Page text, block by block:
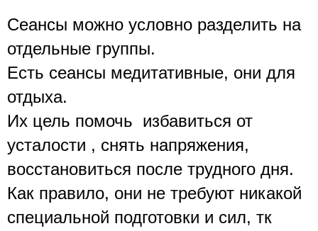
Сеансы можно условно разделить на
отдельные группы.
Есть сеансы медитативные, они для
отдыха.
Их цель помочь  избавиться от
усталости , снять напряжения,
восстановиться после трудного дня.
Как правило, они не требуют никакой
специальной подготовки и сил, тк